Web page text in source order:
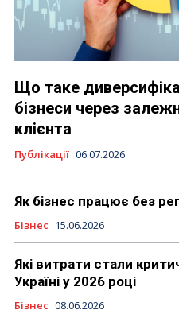
Що таке
бізнеси через
клієнта
Публікації 06.07.2026
Як бізнес працює без
Бізнес 15.06.2026
Які витрати стали
Україні у 2026 році
Бізнес 08.06.2026